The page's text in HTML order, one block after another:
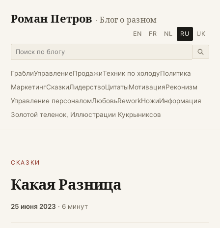
Роман Петров · Блог о разном
EN FR NL RU UK
ГраблиУправлениеПродажиТехник по холодуПолитика
МаркетингСказкиЛидерствоЦитатыМотивацияРеконизм
Управление персоналомЛюбовьReworkНожиИнформация
Золотой теленок, Иллюстрации Кукрыниксов
СКАЗКИ
Какая Разница
25 июня 2023 · 6 минут